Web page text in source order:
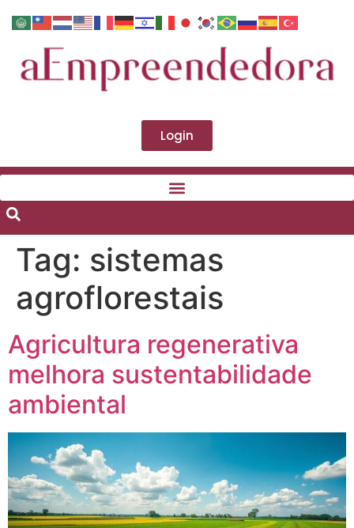
Login
Tag: sistemas
agroflorestais
Agricultura regenerativa
melhora sustentabilidade
ambiental